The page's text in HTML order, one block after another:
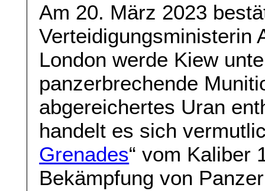
Am 20. März 2023
Verteidigungsministerin
London werde Kiew
panzerbrechende
abgereichertes Uran
handelt es sich
Grenades“ vom Kaliber
Bekämpfung von